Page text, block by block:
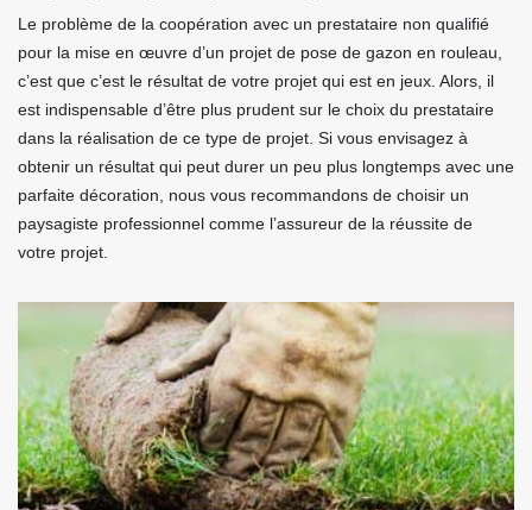
Le problème de la coopération avec un prestataire non qualifié
pour la mise en œuvre d’un projet de pose de gazon en rouleau,
c’est que c’est le résultat de votre projet qui est en jeux. Alors, il
est indispensable d’être plus prudent sur le choix du prestataire
dans la réalisation de ce type de projet. Si vous envisagez à
obtenir un résultat qui peut durer un peu plus longtemps avec une
parfaite décoration, nous vous recommandons de choisir un
paysagiste professionnel comme l’assureur de la réussite de
votre projet.